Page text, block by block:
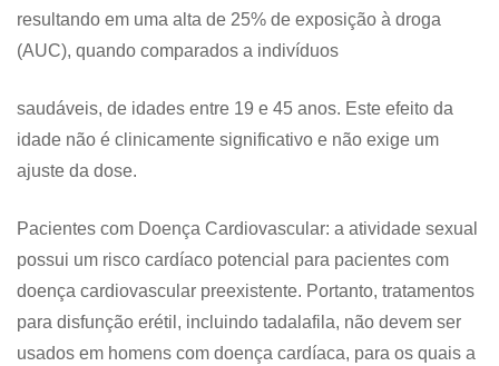
resultando em uma alta de 25% de exposição à droga
(AUC), quando comparados a indivíduos
saudáveis, de idades entre 19 e 45 anos. Este efeito da
idade não é clinicamente significativo e não exige um
ajuste da dose.
Pacientes com Doença Cardiovascular: a atividade sexual
possui um risco cardíaco potencial para pacientes com
doença cardiovascular preexistente. Portanto, tratamentos
para disfunção erétil, incluindo tadalafila, não devem ser
usados em homens com doença cardíaca, para os quais a